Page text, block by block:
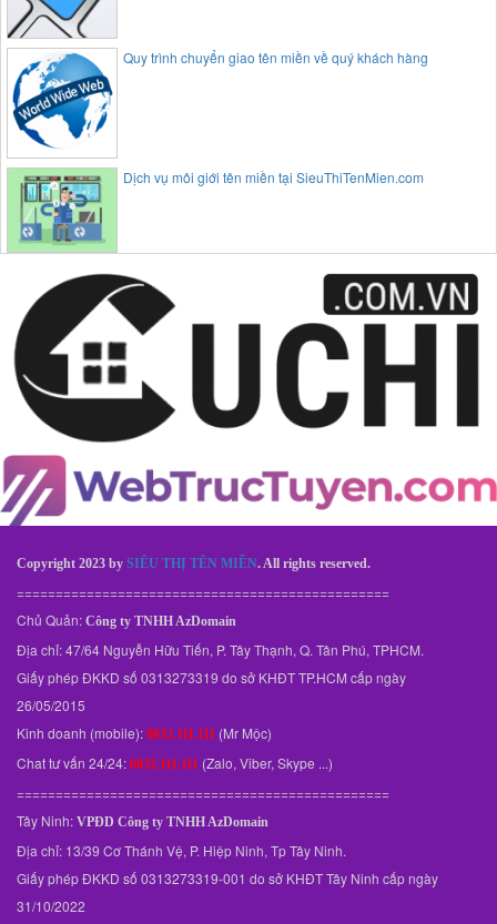
Quy trình chuyển giao tên miền về quý khách hàng
Dịch vụ môi giới tên miền tại SieuThiTenMien.com
Copyright 2023 by SIÊU THỊ TÊN MIỀN. All rights reserved.
================================================
Chủ Quản: Công ty TNHH AzDomain
Địa chỉ: 47/64 Nguyễn Hữu Tiến, P. Tây Thạnh, Q. Tân Phú, TPHCM.
Giấy phép ĐKKD số 0313273319 do sở KHĐT TP.HCM cấp ngày
26/05/2015
Kinh doanh (mobile): 0832.111.111 (Mr Mộc)
Chat tư vấn 24/24: 0832.111.111 (Zalo, Viber, Skype ...)
================================================
Tây Ninh: VPĐD Công ty TNHH AzDomain
Địa chỉ: 13/39 Cơ Thánh Vệ, P. Hiệp Ninh, Tp Tây Ninh.
Giấy phép ĐKKD số 0313273319-001 do sở KHĐT Tây Ninh cấp ngày
31/10/2022